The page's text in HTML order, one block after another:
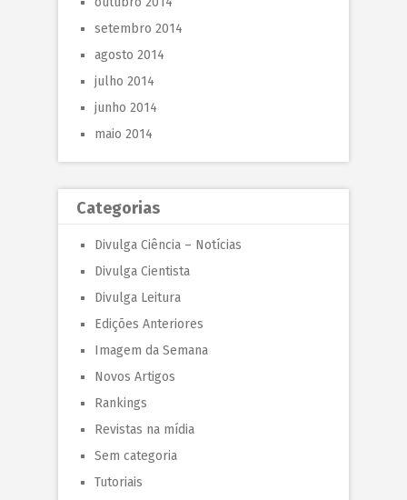
setembro 2014
agosto 2014
julho 2014
junho 2014
maio 2014
Categorias
Divulga Ciência – Notícias
Divulga Cientista
Divulga Leitura
Edições Anteriores
Imagem da Semana
Novos Artigos
Rankings
Revistas na mídia
Sem categoria
Tutoriais